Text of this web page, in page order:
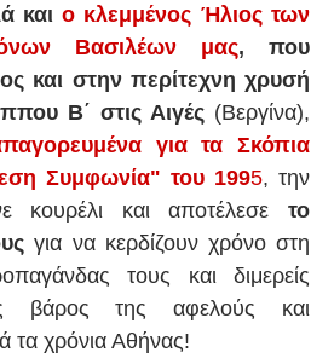
καιο κλεμμένος Ήλιος των
Βασιλέων μας, που
και στην περίτεχνη χρυσή
Β΄ στις Αιγές (Βεργίνα),
για τα Σκόπια
Συμφωνία" του 1995, την
κουρέλι και αποτέλεσε το
για να κερδίζουν χρόνο στη
τους και διμερείς
βάρος της αφελούς και
τα χρόνια Αθήνας!